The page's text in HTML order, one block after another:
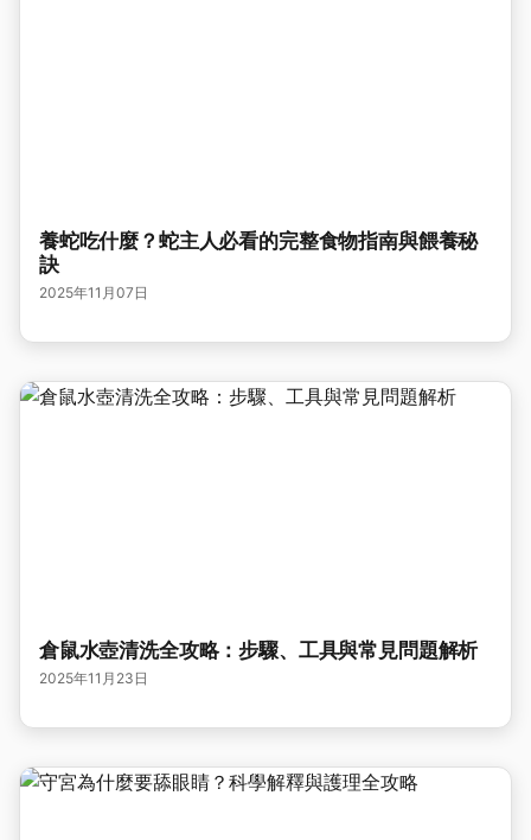
養蛇吃什麼？蛇主人必看的完整食物指南與餵養秘
訣
2025年11月07日
倉鼠水壺清洗全攻略：步驟、工具與常見問題解析
2025年11月23日